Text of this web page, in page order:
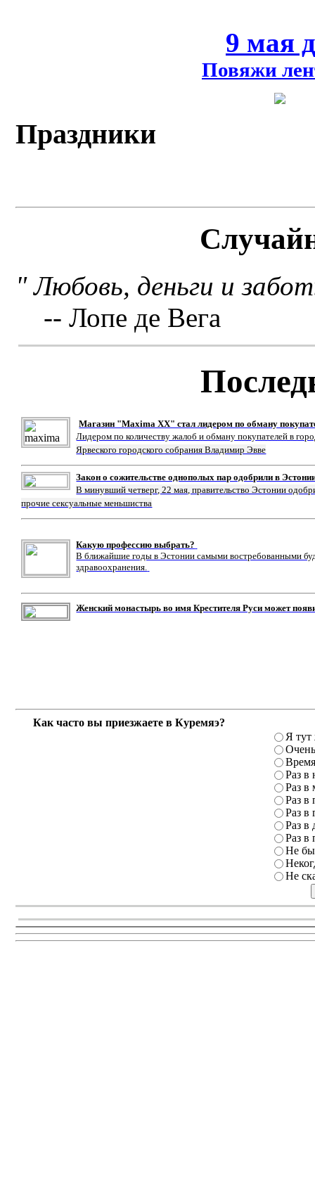
9 мая
Повяжи
Праздники
" Любовь, деньги и
-- Лопе де Вега
Магазин "Maxima XX" стал лидером по обману
Лидером по количеству жалоб и обману покупателей в
Ярвеского городского собрания Владимир Эвве
Закон о сожительстве однополых пар одобрили в
В минувший четверг, 22 мая, правительство Эстонии
прочие сексуальные меньшиства
Какую профессию выбрать?
В ближайшие годы в Эстонии самыми востребованными
здравоохранения.
Женский монастырь во имя Крестителя Руси может
Как часто вы приезжаете в Куремяэ?
Я тут
Раз в
Раз в
Раз в
Раз в
Раз в
Раз в
Не
Не